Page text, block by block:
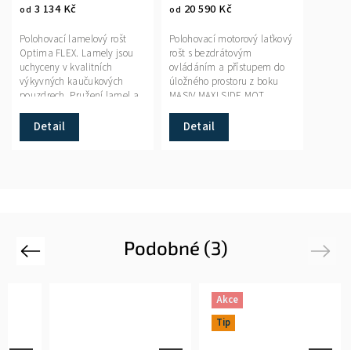
od 3 134 Kč
Detail
Polohovací lamelový rošt
Optima FLEX. Lamely jsou
uchyceny v kvalitních
výkyvných kaučukových
pouzdrech. Pružení lamel a
jejich pohyb v pouzdrech do
stran zabezpečuje ideální...
od 20 590 Kč
Detail
Polohovací motorový laťkový
rošt s bezdrátovým
ovládáním a přístupem do
úložného prostoru z boku
MASIV MAXI SIDE MOT.
Laťový rošt doporučujeme
pro pružinové, taštičkové a
vyšší...
Podobné (3)
Previous
Akce
Tip
Next